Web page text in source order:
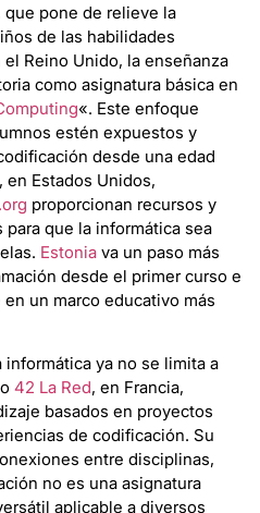
pone de relieve la
de las habilidades
Reino Unido, la enseñanza
como asignatura básica en
«. Este enfoque
estén expuestos y
desde una edad
en Estados Unidos,
proporcionan recursos y
que la informática sea
Estonia va un paso más
desde el primer curso e
un marco educativo más
ya no se limita a
42 La Red, en Francia,
basados en proyectos
de codificación. Su
entre disciplinas,
no es una asignatura
aplicable a diversos